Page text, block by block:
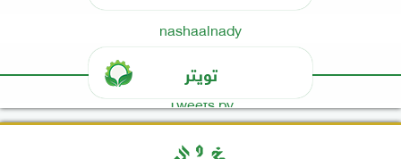
nashaalnady
تويتر
Tweets by